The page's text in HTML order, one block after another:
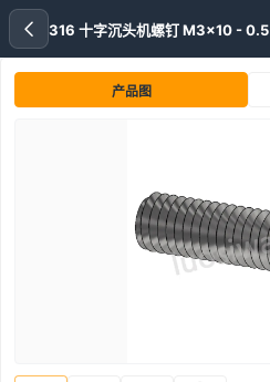
316 十字沉头机螺钉 M3x10 - 0.5
产品图